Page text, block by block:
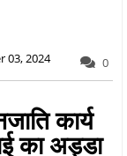
03, 2024 0
कार्य
का अड्डा